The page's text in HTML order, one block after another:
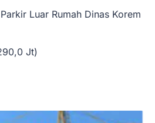
Luar Rumah Dinas Korem
Jt)